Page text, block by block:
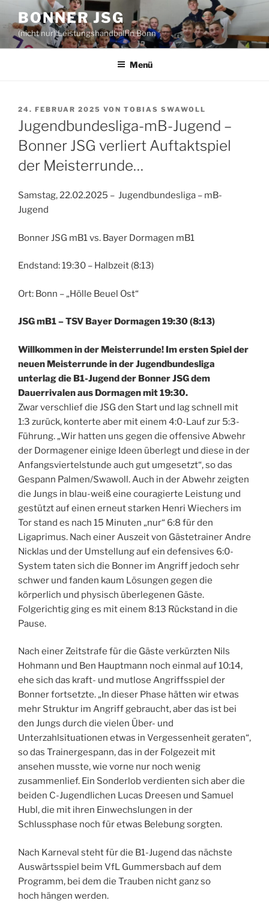
Inhalt
springen
BONNER JSG
(nicht nur) Leistungshandball in Bonn
Menü
VERÖFFENTLICHT
AM
24. FEBRUAR 2025 VON TOBIAS SWAWOLL
Jugendbundesliga-mB-Jugend –
Bonner JSG verliert Auftaktspiel
der Meisterrunde…
Samstag, 22.02.2025 – Jugendbundesliga – mB-
Jugend
Bonner JSG mB1 vs. Bayer Dormagen mB1
Endstand: 19:30 – Halbzeit (8:13)
Ort: Bonn – „Hölle Beuel Ost“
JSG mB1 – TSV Bayer Dormagen 19:30 (8:13)
Willkommen in der Meisterrunde! Im ersten Spiel der
neuen Meisterrunde in der Jugendbundesliga
unterlag die B1-Jugend der Bonner JSG dem
Dauerrivalen aus Dormagen mit 19:30.
Zwar verschlief die JSG den Start und lag schnell mit
1:3 zurück, konterte aber mit einem 4:0-Lauf zur 5:3-
Führung. „Wir hatten uns gegen die offensive Abwehr
der Dormagener einige Ideen überlegt und diese in der
Anfangsviertelstunde auch gut umgesetzt“, so das
Gespann Palmen/Swawoll. Auch in der Abwehr zeigten
die Jungs in blau-weiß eine couragierte Leistung und
gestützt auf einen erneut starken Henri Wiechers im
Tor stand es nach 15 Minuten „nur“ 6:8 für den
Ligaprimus. Nach einer Auszeit von Gästetrainer Andre
Nicklas und der Umstellung auf ein defensives 6:0-
System taten sich die Bonner im Angriff jedoch sehr
schwer und fanden kaum Lösungen gegen die
körperlich und physisch überlegenen Gäste.
Folgerichtig ging es mit einem 8:13 Rückstand in die
Pause.
Nach einer Zeitstrafe für die Gäste verkürzten Nils
Hohmann und Ben Hauptmann noch einmal auf 10:14,
ehe sich das kraft- und mutlose Angriffsspiel der
Bonner fortsetzte. „In dieser Phase hätten wir etwas
mehr Struktur im Angriff gebraucht, aber das ist bei
den Jungs durch die vielen Über- und
Unterzahlsituationen etwas in Vergessenheit geraten“,
so das Trainergespann, das in der Folgezeit mit
ansehen musste, wie vorne nur noch wenig
zusammenlief. Ein Sonderlob verdienten sich aber die
beiden C-Jugendlichen Lucas Dreesen und Samuel
Hubl, die mit ihren Einwechslungen in der
Schlussphase noch für etwas Belebung sorgten.
Nach Karneval steht für die B1-Jugend das nächste
Auswärtsspiel beim VfL Gummersbach auf dem
Programm, bei dem die Trauben nicht ganz so
hoch hängen werden.